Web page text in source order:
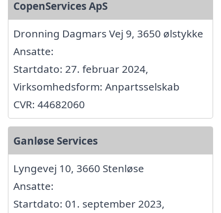
CopenServices ApS
Dronning Dagmars Vej 9, 3650 ølstykke
Ansatte:
Startdato: 27. februar 2024,
Virksomhedsform: Anpartsselskab
CVR: 44682060
Ganløse Services
Lyngevej 10, 3660 Stenløse
Ansatte:
Startdato: 01. september 2023,